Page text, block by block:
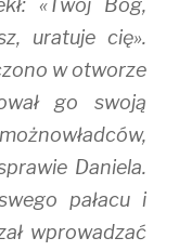
«Twój Bóg,
uratuje cię».
w otworze
go swoją
Daniela.
pałacu i
wprowadzać